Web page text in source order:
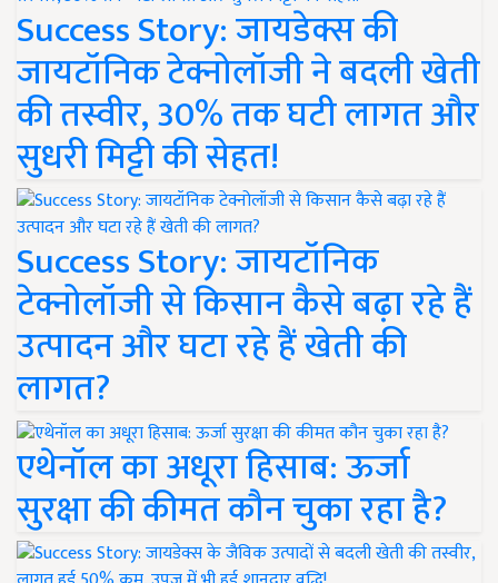
Success Story: जायडेक्स की
जायटॉनिक टेक्नोलॉजी ने बदली खेती
की तस्वीर, 30% तक घटी लागत और
सुधरी मिट्टी की सेहत!
Success Story: जायटॉनिक
टेक्नोलॉजी से किसान कैसे बढ़ा रहे हैं
उत्पादन और घटा रहे हैं खेती की
लागत?
एथेनॉल का अधूरा हिसाब: ऊर्जा
सुरक्षा की कीमत कौन चुका रहा है?